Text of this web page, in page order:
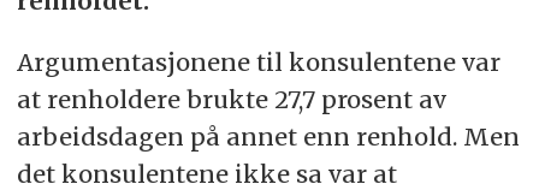
Argumentasjonene til konsulentene var
at renholdere brukte 27,7 prosent av
arbeidsdagen på annet enn renhold. Men
det konsulentene ikke sa var at